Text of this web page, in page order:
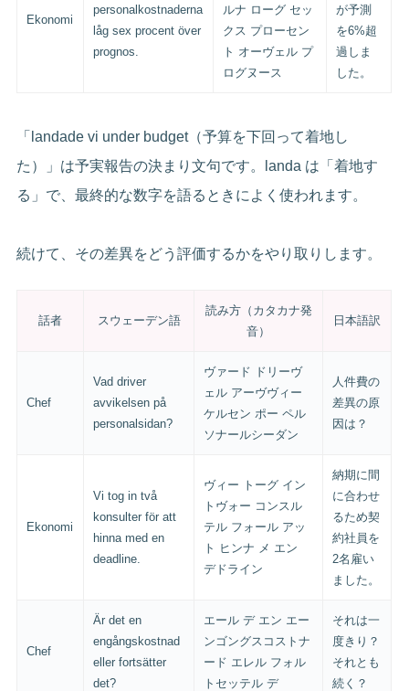
Ekonomi
personalkostnaderna
låg sex procent över
prognos.
ルナ ローグ セッ
クス プローセン
ト オーヴェル プ
ログヌース
が予測
を6%超
過しま
した。
「landade vi under budget（予算を下回って着地し
た）」は予実報告の決まり文句です。landa は「着地す
る」で、最終的な数字を語るときによく使われます。
続けて、その差異をどう評価するかをやり取りします。
話者 スウェーデン語
読み方（カタカナ発
音）
日本語訳
Chef
Vad driver
avvikelsen på
personalsidan?
ヴァード ドリーヴ
ェル アーヴヴィー
ケルセン ポー ペル
ソナールシーダン
人件費の
差異の原
因は？
Ekonomi
Vi tog in två
konsulter för att
hinna med en
deadline.
ヴィー トーグ イン
トヴォー コンスル
テル フォール アッ
ト ヒンナ メ エン
デドライン
納期に間
に合わせ
るため契
約社員を
2名雇い
ました。
Chef
Är det en
engångskostnad
eller fortsätter
det?
エール デ エン エー
ンゴングスコストナ
ード エレル フォル
トセッテル デ
それは一
度きり？
それとも
続く？